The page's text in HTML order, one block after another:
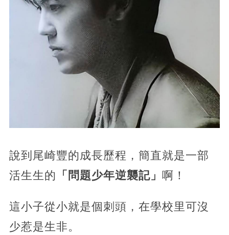
說到尾崎豐的成長歷程，簡直就是一部
活生生的
「問題少年逆襲記」 啊！
這小子從小就是個刺頭，在學校里可沒
少惹是生非。